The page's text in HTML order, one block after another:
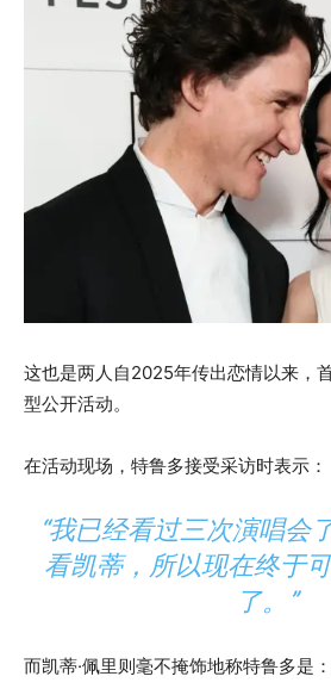
这也是两人自2025年传出恋情以来，
型公开活动。
在活动现场，特鲁多接受采访时表示：
“我已经看过三次演唱会
看凯蒂，所以现在终于
了。”
而凯蒂·佩里则毫不掩饰地称特鲁多是：